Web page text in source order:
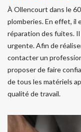
À Ollencourt dans le
plomberies. En effet, il
réparation des fuites.
urgente. Afin de
contacter un
proposer de faire
de tous les matériels
qualité de travail.